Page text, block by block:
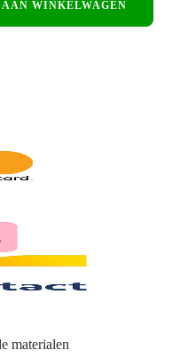
WINKELWAGEN
materialen